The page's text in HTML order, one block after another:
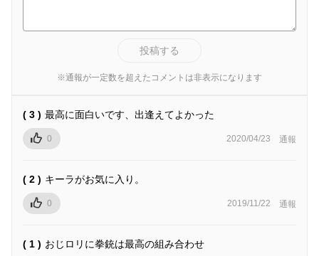
投稿する
※通報が一定数を超えたコメントは非表示になります
( 3 ) 最高に面白いです、出逢えてよかった
0 2020/04/23 通報
( 2 ) キーラがお気に入り。
0 2019/11/22 通報
( 1 ) おじロリに拳銃は最高の組み合わせ